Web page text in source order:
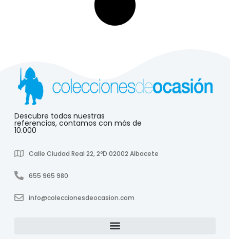
Descubre todas nuestras
referencias, contamos con más de
10.000
Calle Ciudad Real 22, 2ºD 02002 Albacete
655 965 980
info@coleccionesdeocasion.com